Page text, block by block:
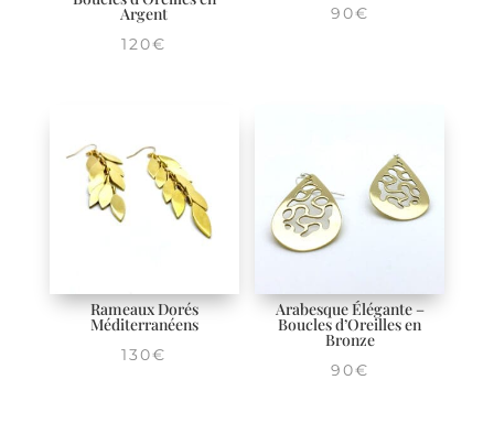
Argent
120€
90€
Rameaux Dorés
Méditerranéens
130€
Arabesque Élégante –
Boucles d’Oreilles en
Bronze
90€